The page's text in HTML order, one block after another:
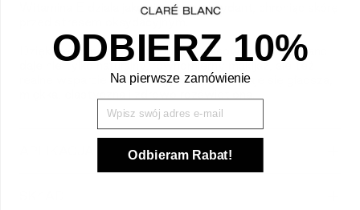
Witamina E działa jako silny antyoksydant, chroniąc skórę
Dzięki temu połączeniu podkład prasowany Claré Blanc
daje nie tylko naturalny, równomierny makijaż, ale też
realne wsparcie pielęgnacyjne — skóra staje się gładsza,
ODBIERZ 10%
Na pierwsze zamówienie
Odbieram Rabat!